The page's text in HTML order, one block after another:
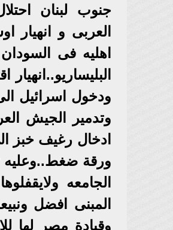
جنوب لبنان
العربى و انهيار
اهليه فى
ودخول اسرائيل
وتدمير الجيش
ادخال رغيف خبز
ورقة ضغط..وعليه
الجامعه
المبنى افضل
وقيادة مصر لها